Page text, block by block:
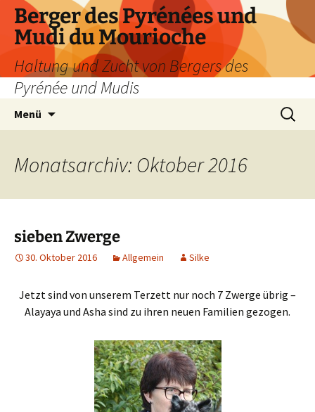
Zum
Inhalt
springen
Berger des Pyrénées und
Mudi du Mourioche
Haltung und Zucht von Bergers des
Pyrénée und Mudis
Menü
Suchen
nach:
Monatsarchiv: Oktober 2016
sieben Zwerge
30. Oktober 2016 Allgemein Silke
Jetzt sind von unserem Terzett nur noch 7 Zwerge übrig –
Alayaya und Asha sind zu ihren neuen Familien gezogen.